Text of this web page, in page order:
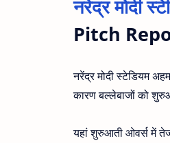
नरेंद्र मोदी
Pitch
नरेंद्र मोदी स्टेडियम
कारण बल्लेबाजों को
यहां शुरुआती ओवर्स में